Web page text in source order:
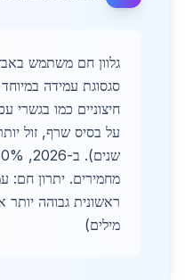
סגסוגת עמידה
חיצוניים כמו בגשרי
מילים)